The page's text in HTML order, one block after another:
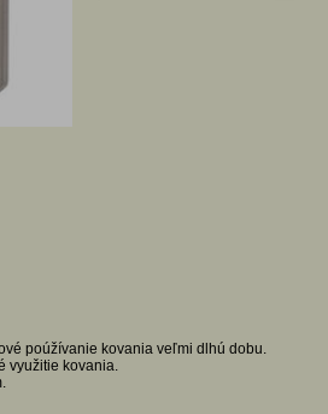
poúžívanie kovania veľmi dlhú dobu.
využitie kovania.